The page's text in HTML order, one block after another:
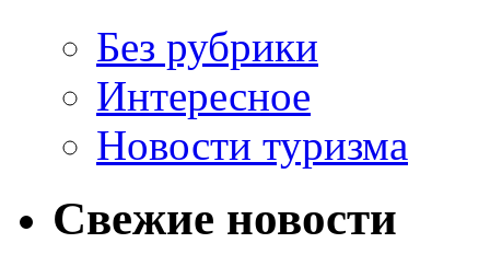
Без рубрики
Интересное
Новости туризма
Свежие новости